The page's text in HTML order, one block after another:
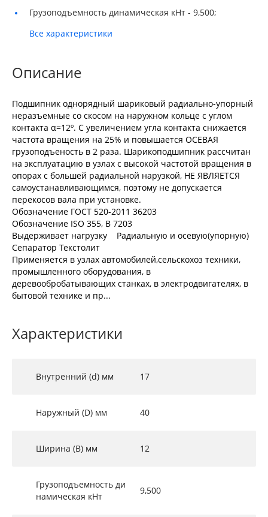
Грузоподъемность динамическая кНт - 9,500;
Все характеристики
Описание
Подшипник однорядный шариковый радиально-упорный
неразъемные со скосом на наружном кольце с углом
контакта α=12º. С увеличением угла контакта снижается
частота вращения на 25% и повышается ОСЕВАЯ
грузоподъеность в 2 раза. Шарикоподшипник рассчитан
на эксплуатацию в узлах с высокой частотой вращения в
опорах с большей радиальной нарузкой, НЕ ЯВЛЯЕТСЯ
самоустанавливающимся, поэтому не допускается
перекосов вала при установке.
Обозначение ГОСТ 520-2011 36203
Обозначение ISO 355, В 7203
Выдерживает нагрузку Радиальную и осевую(упорную)
Сепаратор Текстолит
Применяется в узлах автомобилей,сельскохоз техники,
промышленного оборудования, в
деревообробатывающих станках, в электродвигателях, в
бытовой технике и пр...
Характеристики
Внутренний (d) мм 17
Наружный (D) мм 40
Ширина (B) мм 12
Грузоподъемность ди
намическая кНт
9,500